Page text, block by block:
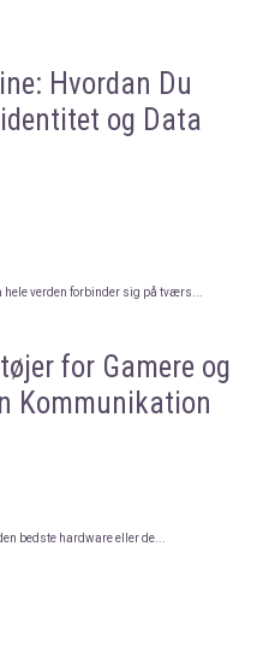
Hvordan Du
og Data
verden forbinder sig på tværs...
for Gamere og
Kommunikation
bedste hardware eller de...